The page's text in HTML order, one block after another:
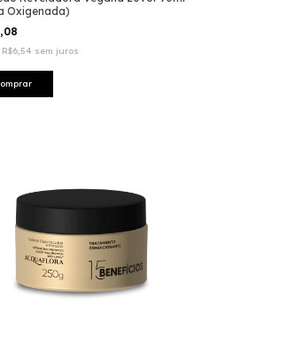
Oxigenada)
R$6,54 sem juros